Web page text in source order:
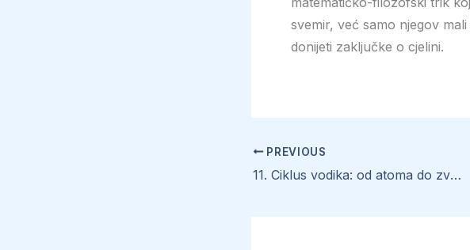
svemir, već samo njegov
donijeti zaključke o cjelini.
PREVIOUS
11. Ciklus vodika: od atoma do zvijezda, crnih kugli i praenergije